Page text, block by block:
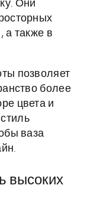
Они
а также в
позволяет
более
цвета и
ваза
высоких